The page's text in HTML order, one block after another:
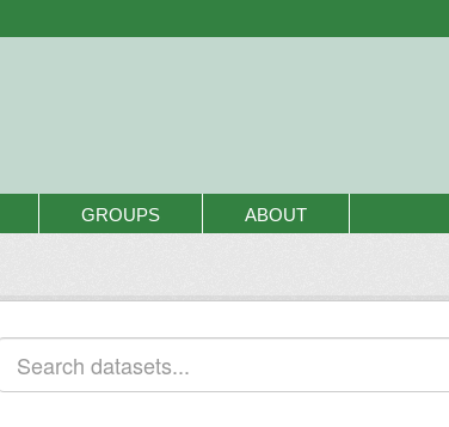
GROUPS ABOUT